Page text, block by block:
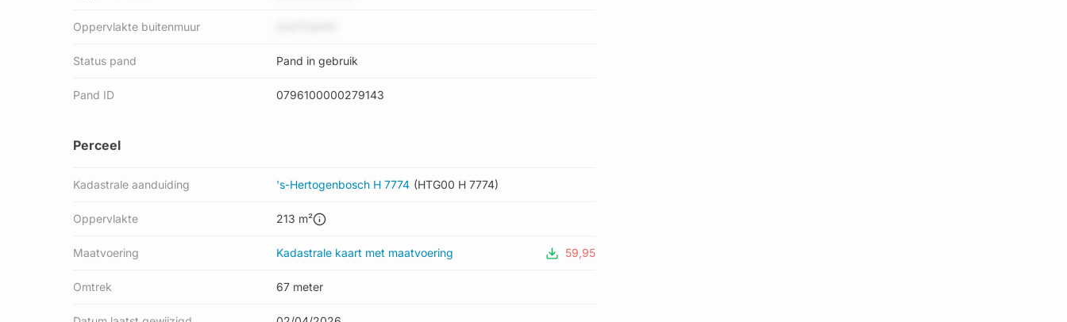
Oppervlakte buitenmuur
Status pand Pand in gebruik
Pand ID 0796100000279143
Perceel
Kadastrale aanduiding 's-Hertogenbosch H 7774 (HTG00 H 7774)
Oppervlakte 213 m²
Maatvoering Kadastrale kaart met maatvoering 59,95
Omtrek 67 meter